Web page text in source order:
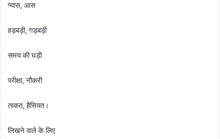
प्यास, आस
हड़बड़ी, गड़बड़ी
समय की घड़ी
परीक्षा, नौकरी
ताकत, हैसियत।
लिखने वाले के लिए